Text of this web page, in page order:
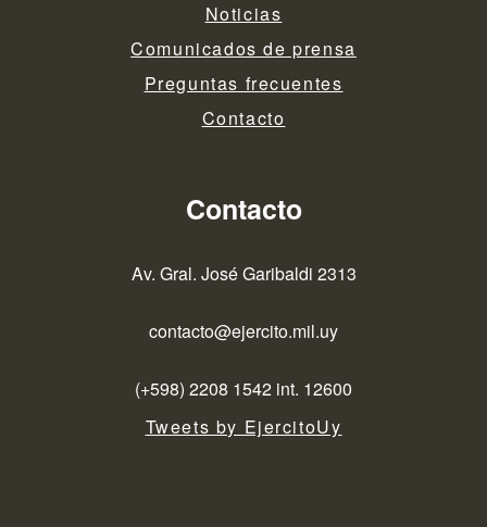
Noticias
Comunicados de prensa
Preguntas frecuentes
Contacto
Contacto
Av. Gral. José Garibaldi 2313
contacto@ejercito.mil.uy
(+598) 2208 1542 int. 12600
Tweets by EjercitoUy